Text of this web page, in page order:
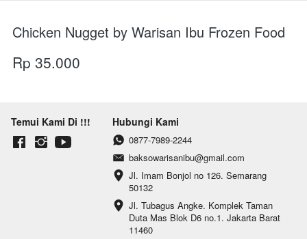
Chicken Nugget by Warisan Ibu Frozen Food
Rp 35.000
Temui Kami Di !!! Hubungi Kami
0877-7989-2244
baksowarisanibu@gmail.com
Jl. Imam Bonjol no 126. Semarang
50132
Jl. Tubagus Angke. Komplek Taman
Duta Mas Blok D6 no.1. Jakarta Barat
11460